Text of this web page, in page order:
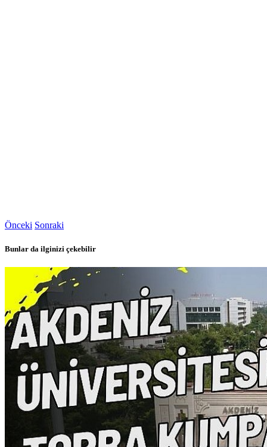
Önceki Sonraki
Bunlar da ilginizi çekebilir